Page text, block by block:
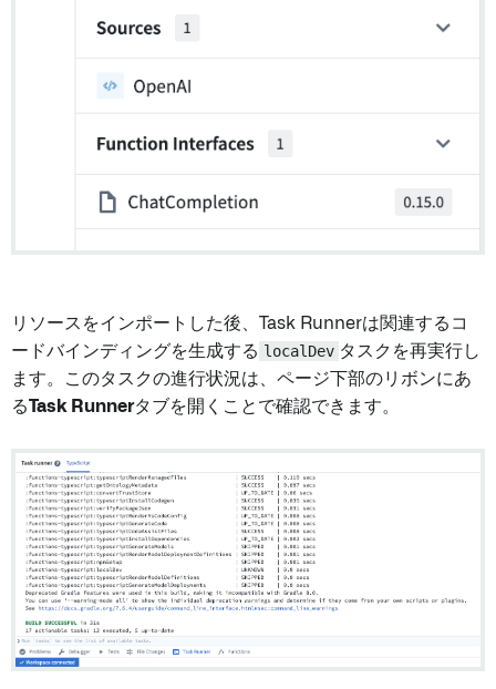
リソースをインポートした後、Task Runnerは関連するコ
ードバインディングを生成する localDev タスクを再実行し
ます。このタスクの進行状況は、ページ下部のリボンにあ
るTask Runnerタブを開くことで確認できます。